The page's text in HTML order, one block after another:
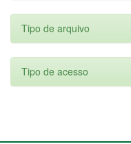
Tipo de arquivo
Tipo de acesso